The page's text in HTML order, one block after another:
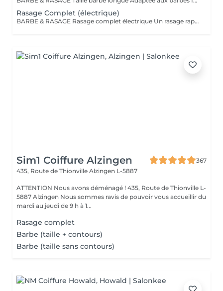
Rasage Complet (électrique)
BARBE & RASAGE Rasage complet électrique Un rasage rapide et efficace réalisé à la tondeuse et à la shavette électrique, idéal pour un look soigné et sans irritation. Bienvenue dans notre espace Barber avec Cyril, notre expert barbier Nous accueillons notre clientèle masculine dans un espace Barber élégant et moderne, où Cyril, notre barbier, met son expertise au service de votre style. Que ce soit pour une coupe de cheveux impeccable ou un soin de barbe sur mesure, chaque prestation est réalisée avec précision et savoir-faire, dans une ambiance conviviale et raffinée.
Sim1 Coiffure Alzingen
367
435, Route de Thionville Alzingen L-5887
ATTENTION Nous avons déménagé ! 435, Route de Thionville L-
5887 Alzingen Nous sommes ravis de pouvoir vous accueillir du
mardi au jeudi de 9 h à 1...
Rasage complet
Barbe (taille + contours)
Barbe (taille sans contours)